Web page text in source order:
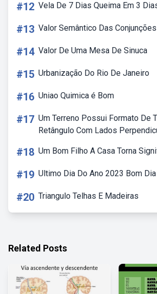
#12 Vela De 7 Dias Queima Em 3
#13 Valor Semântico Das Conjunções
#14 Valor De Uma Mesa De Sinuca
#15 Urbanização Do Rio De Janeiro
#16 Uniao Quimica é Bom
#17 Um Terreno Possui Formato De
Retângulo Com Lados
#18 Um Bom Filho A Casa Torna
#19 Ultimo Dia Do Ano 2023 Bom Dia
#20 Triangulo Telhas E Madeiras
Related Posts